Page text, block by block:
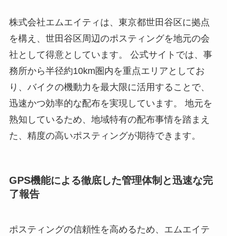
株式会社エムエイティは、東京都世田谷区に拠点
を構え、世田谷区周辺のポスティングを地元の会
社として得意としています。 公式サイトでは、事
務所から半径約10km圏内を重点エリアとしてお
り、バイクの機動力を最大限に活用することで、
迅速かつ効率的な配布を実現しています。 地元を
熟知しているため、地域特有の配布事情を踏まえ
た、精度の高いポスティングが期待できます。
GPS機能による徹底した管理体制と迅速な完
了報告
ポスティングの信頼性を高めるため、エムエイテ